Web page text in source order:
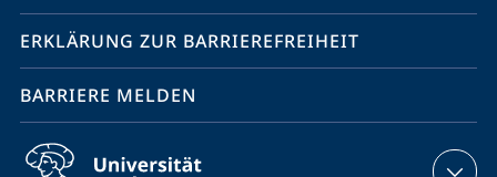
ERKLÄRUNG ZUR BARRIEREFREIHEIT
BARRIERE MELDEN